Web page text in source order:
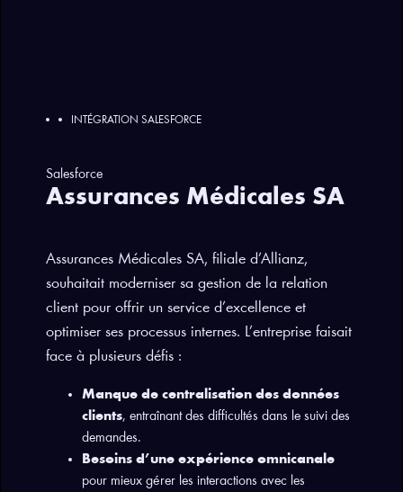
INTÉGRATION SALESFORCE
Salesforce
Assurances Médicales SA
Assurances Médicales SA, filiale d’Allianz,
souhaitait moderniser sa gestion de la relation
client pour offrir un service d’excellence et
optimiser ses processus internes. L’entreprise faisait
face à plusieurs défis :
Manque de centralisation des données
clients, entraînant des difficultés dans le suivi des
demandes.
Besoins d’une expérience omnicanale
pour mieux gérer les interactions avec les